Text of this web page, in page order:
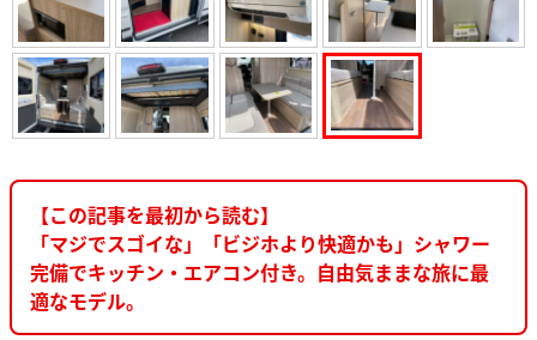
【この記事を最初から読む】
「マジでスゴイな」「ビジホより快適かも」シャワー
完備でキッチン・エアコン付き。自由気ままな旅に最
適なモデル。